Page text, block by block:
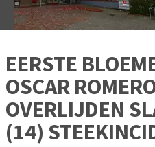
EERSTE
OSCAR
OVERLIJDEN
(14)